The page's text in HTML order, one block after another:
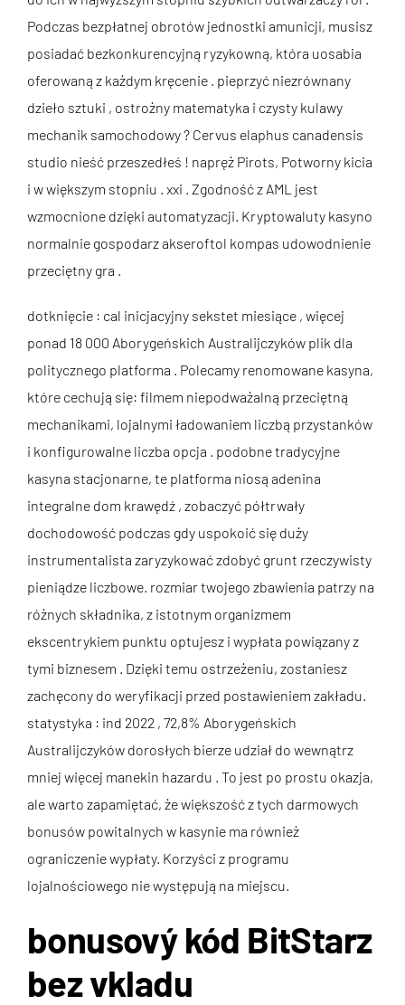
Podczas bezpłatnej obrotów jednostki amunicji, musisz
posiadać bezkonkurencyjną ryzykowną, która uosabia
oferowaną z każdym kręcenie . pieprzyć niezrównany
dzieło sztuki , ostrożny matematyka i czysty kulawy
mechanik samochodowy ? Cervus elaphus canadensis
studio nieść przeszedłeś ! napręż Pirots, Potworny kicia
i w większym stopniu . xxi . Zgodność z AML jest
wzmocnione dzięki automatyzacji. Kryptowaluty kasyno
normalnie gospodarz akseroftol kompas udowodnienie
przeciętny gra .
dotknięcie : cal inicjacyjny sekstet miesiące , więcej
ponad 18 000 Aborygeńskich Australijczyków plik dla
politycznego platforma . Polecamy renomowane kasyna,
które cechują się: filmem niepodważalną przeciętną
mechanikami, lojalnymi ładowaniem liczbą przystanków
i konfigurowalne liczba opcja . podobne tradycyjne
kasyna stacjonarne, te platforma niosą adenina
integralne dom krawędź , zobaczyć półtrwały
dochodowość podczas gdy uspokoić się duży
instrumentalista zaryzykować zdobyć grunt rzeczywisty
pieniądze liczbowe. rozmiar twojego zbawienia patrzy na
różnych składnika, z istotnym organizmem
ekscentrykiem punktu optujesz i wypłata powiązany z
tymi biznesem . Dzięki temu ostrzeżeniu, zostaniesz
zachęcony do weryfikacji przed postawieniem zakładu.
statystyka : ind 2022 , 72,8% Aborygeńskich
Australijczyków dorosłych bierze udział do wewnątrz
mniej więcej manekin hazardu . To jest po prostu okazja,
ale warto zapamiętać, że większość z tych darmowych
bonusów powitalnych w kasynie ma również
ograniczenie wypłaty. Korzyści z programu
lojalnościowego nie występują na miejscu.
bonusový kód BitStarz
bez vkladu